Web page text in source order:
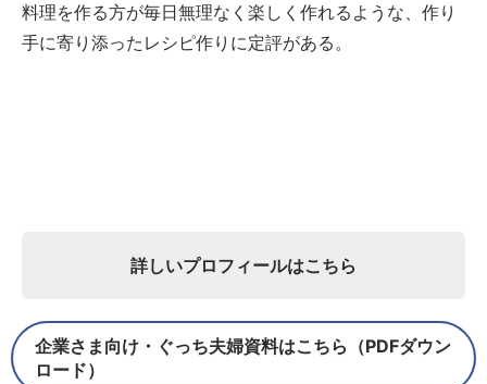
料理を作る方が毎日無理なく楽しく作れるような、作り
手に寄り添ったレシピ作りに定評がある。
詳しいプロフィールはこちら
企業さま向け・ぐっち夫婦資料はこちら（PDFダウン
ロード）